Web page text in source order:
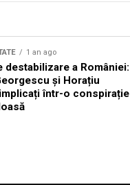
1 an ago
destabilizare a României:
și Horațiu
într-o conspirație